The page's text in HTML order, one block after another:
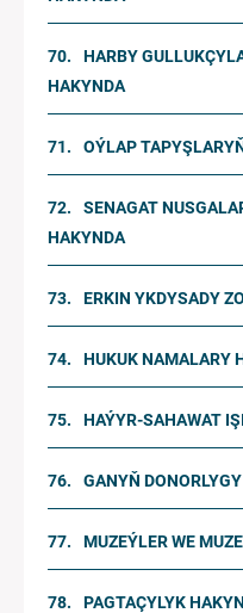
HARBY
HAKYNDA
OÝLAP
SENAGAT
HAKYNDA
ERKIN YKDYSADY
HUKUK NAMALARY
HAÝYR-SAHAWAT
GANYŇ
MUZEÝLER WE
PAGTAÇYLYK